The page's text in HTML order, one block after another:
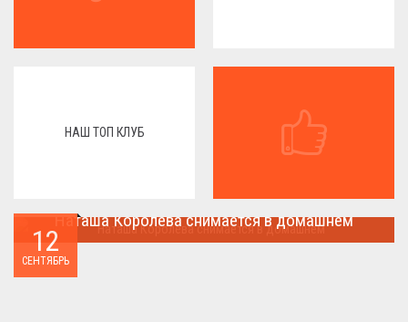
НАШ ТОП КЛУБ
12
СЕНТЯБРЬ
Наташа Королева снимается в домашнем